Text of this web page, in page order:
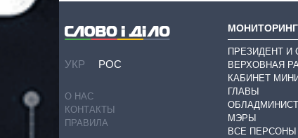
УКР РОС
О НАС
КОНТАКТЫ
ПРАВИЛА
МОНИТОРИНГ
ПРЕЗИДЕНТ И
ВЕРХОВНАЯ
КАБИНЕТ
ГЛАВЫ
МЭРЫ
ВСЕ ПЕРСОНЫ